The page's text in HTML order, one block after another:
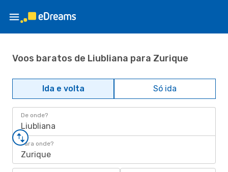
Voos baratos de Liubliana para Zurique
Ida e volta Só ida
De onde?
Liubliana
Para onde?
Zurique